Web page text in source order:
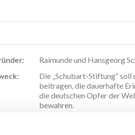
Raimunde und Hansgeorg
Die „Schubart-Stiftung“ soll
beitragen, die dauerhafte
die deutschen Opfer der
bewahren.